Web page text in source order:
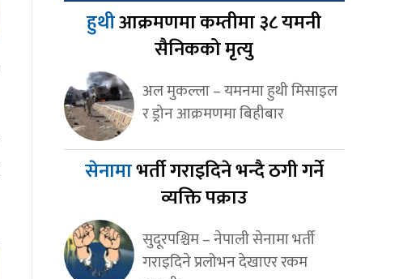
हुथीआक्रमणमा कम्तीमा ३८ यमनी
सैनिकको मृत्यु
अल मुकल्ला – यमनमा हुथी मिसाइल
र ड्रोन आक्रमणमा बिहीबार
सेनामाभर्ती गराइदिने भन्दै ठगी गर्ने
व्यक्ति पक्राउ
सुदूरपश्चिम – नेपाली सेनामा भर्ती
गराइदिने प्रलोभन देखाएर रकम